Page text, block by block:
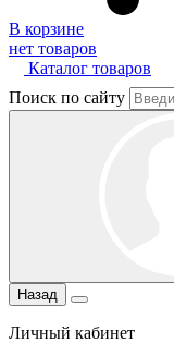
В корзине
нет товаров
Каталог товаров
Поиск по сайту
Назад
Личный кабинет